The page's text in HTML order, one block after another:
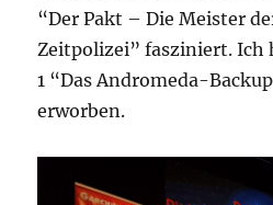
“Der Pakt – Die Meister
Zeitpolizei” fasziniert. Ich
1 “Das Andromeda-
erworben.